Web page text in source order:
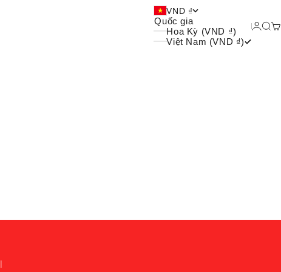
VND ₫
Quốc gia
Hoa Kỳ (VND ₫)
Việt Nam (VND ₫)
Đăng
Tìm